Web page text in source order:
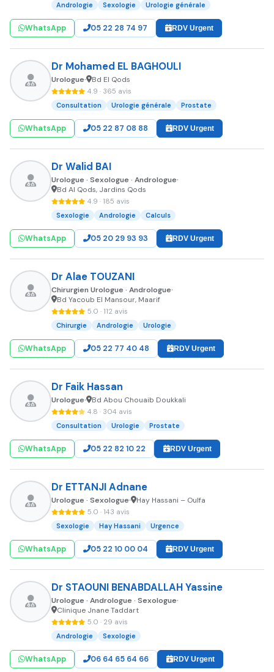
Andrologie Sexologie Urologie générale
WhatsApp 05 22 28 74 97 RDV Urgent
Dr Mohamed EL BAGHOULI
Urologue• Bd El Qods
4.9 · 365 avis
Consultation Urologie générale Prostate
WhatsApp 05 22 87 08 88 RDV Urgent
Dr Walid BAI
Urologue · Sexologue · Andrologue•
Bd Al Qods, Jardins Qods
4.9 · 185 avis
Sexologie Andrologie Calculs
WhatsApp 05 20 29 93 93 RDV Urgent
Dr Alae TOUZANI
Chirurgien Urologue · Andrologue•
Bd Yacoub El Mansour, Maarif
5.0 · 112 avis
Chirurgie Andrologie Urologie
WhatsApp 05 22 77 40 48 RDV Urgent
Dr Faik Hassan
Urologue• Bd Abou Chouaib Doukkali
4.8 · 304 avis
Consultation Urologie Prostate
WhatsApp 05 22 82 10 22 RDV Urgent
Dr ETTANJI Adnane
Urologue · Sexologue• Hay Hassani – Oulfa
5.0 · 143 avis
Sexologie Hay Hassani Urgence
WhatsApp 05 22 10 00 04 RDV Urgent
Dr STAOUNI BENABDALLAH Yassine
Urologue · Andrologue · Sexologue•
Clinique Jnane Taddart
5.0 · 29 avis
Andrologie Sexologie
WhatsApp 06 64 65 64 66 RDV Urgent